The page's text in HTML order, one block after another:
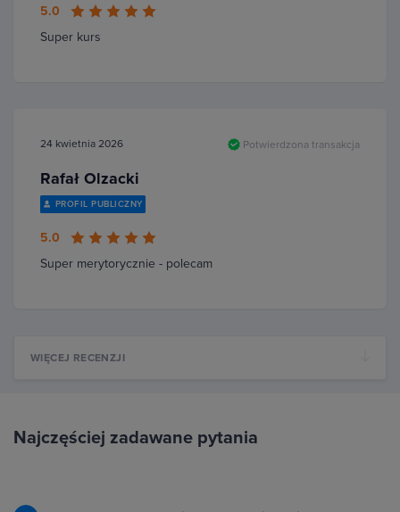
5.0
Super kurs
24 kwietnia 2026 Potwierdzona transakcja
Rafał Olzacki
PROFIL PUBLICZNY
5.0
Super merytorycznie - polecam
WIĘCEJ RECENZJI
Najczęściej zadawane pytania